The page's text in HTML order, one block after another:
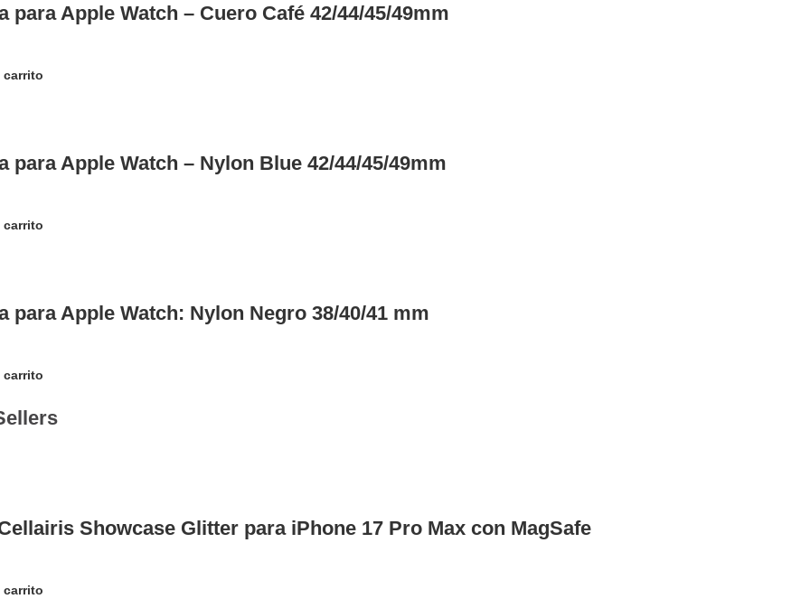
para Apple Watch – Cuero Café 42/44/45/49mm
carrito
para Apple Watch – Nylon Blue 42/44/45/49mm
carrito
para Apple Watch: Nylon Negro 38/40/41 mm
carrito
Showcase Glitter para iPhone 17 Pro Max con MagSafe
carrito